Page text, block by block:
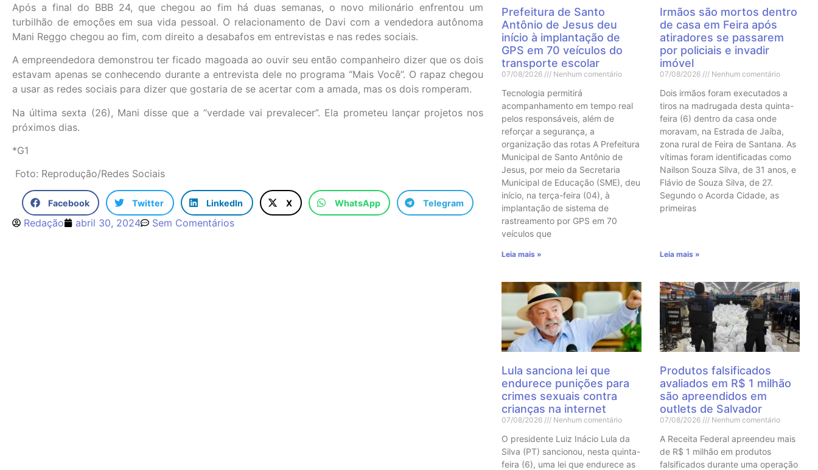
Após a final do BBB 24, que chegou ao fim há duas semanas, o novo milionário enfrentou um
turbilhão de emoções em sua vida pessoal. O relacionamento de Davi com a vendedora autônoma
Mani Reggo chegou ao fim, com direito a desabafos em entrevistas e nas redes sociais.
A empreendedora demonstrou ter ficado magoada ao ouvir seu então companheiro dizer que os dois
estavam apenas se conhecendo durante a entrevista dele no programa “Mais Você”. O rapaz chegou
a usar as redes sociais para dizer que gostaria de se acertar com a amada, mas os dois romperam.
Na última sexta (26), Mani disse que a “verdade vai prevalecer”. Ela prometeu lançar projetos nos
próximos dias.
*G1
Foto: Reprodução/Redes Sociais
Facebook Twitter LinkedIn X WhatsApp Telegram
Redação abril 30, 2024 Sem Comentários
Prefeitura de Santo
Antônio de Jesus deu
início à implantação de
GPS em 70 veículos do
transporte escolar
07/08/2026 Nenhum comentário
Tecnologia permitirá
acompanhamento em tempo real
pelos responsáveis, além de
reforçar a segurança, a
organização das rotas A Prefeitura
Municipal de Santo Antônio de
Jesus, por meio da Secretaria
Municipal de Educação (SME), deu
início, na terça-feira (04), à
implantação de sistema de
rastreamento por GPS em 70
veículos que
Leia mais »
Irmãos são mortos dentro
de casa em Feira após
atiradores se passarem
por policiais e invadir
imóvel
07/08/2026 Nenhum comentário
Dois irmãos foram executados a
tiros na madrugada desta quinta-
feira (6) dentro da casa onde
moravam, na Estrada de Jaíba,
zona rural de Feira de Santana. As
vítimas foram identificadas como
Nailson Souza Silva, de 31 anos, e
Flávio de Souza Silva, de 27.
Segundo o Acorda Cidade, as
primeiras
Leia mais »
Lula sanciona lei que
endurece punições para
crimes sexuais contra
crianças na internet
07/08/2026 Nenhum comentário
O presidente Luiz Inácio Lula da
Silva (PT) sancionou, nesta quinta-
feira (6), uma lei que endurece as
Produtos falsificados
avaliados em R$ 1 milhão
são apreendidos em
outlets de Salvador
07/08/2026 Nenhum comentário
A Receita Federal apreendeu mais
de R$ 1 milhão em produtos
falsificados durante uma operação